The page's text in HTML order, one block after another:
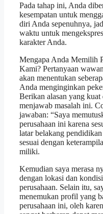
Pada tahap ini, Anda
kesempatan untuk
diri Anda sepenuhnya,
waktu untuk
karakter Anda.
Mengapa Anda Memilih
Kami? Pertanyaan
akan menentukan
Anda menginginkan
Berikan alasan yang kuat
menjawab masalah ini.
jawaban: “Saya
perusahaan ini karena
latar belakang pendidikan
sesuai dengan
miliki.
Kemudian saya merasa
dengan lokasi dan kondisi
perusahaan. Selain itu,
menemukan profil yang
perusahaan ini, oleh